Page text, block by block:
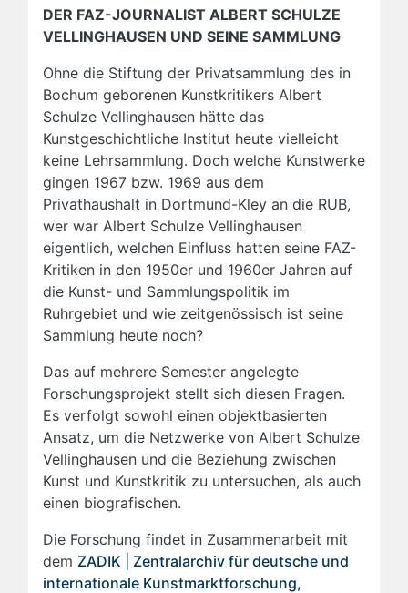
DER FAZ-JOURNALIST ALBERT SCHULZE
VELLINGHAUSEN UND SEINE SAMMLUNG
Ohne die Stiftung der Privatsammlung des in
Bochum geborenen Kunstkritikers Albert
Schulze Vellinghausen hätte das
Kunstgeschichtliche Institut heute vielleicht
keine Lehrsammlung. Doch welche Kunstwerke
gingen 1967 bzw. 1969 aus dem
Privathaushalt in Dortmund-Kley an die RUB,
wer war Albert Schulze Vellinghausen
eigentlich, welchen Einfluss hatten seine FAZ-
Kritiken in den 1950er und 1960er Jahren auf
die Kunst- und Sammlungspolitik im
Ruhrgebiet und wie zeitgenössisch ist seine
Sammlung heute noch?
Das auf mehrere Semester angelegte
Forschungsprojekt stellt sich diesen Fragen.
Es verfolgt sowohl einen objektbasierten
Ansatz, um die Netzwerke von Albert Schulze
Vellinghausen und die Beziehung zwischen
Kunst und Kunstkritik zu untersuchen, als auch
einen biografischen.
Die Forschung findet in Zusammenarbeit mit
dem ZADIK | Zentralarchiv für deutsche und
internationale Kunstmarktforschung,